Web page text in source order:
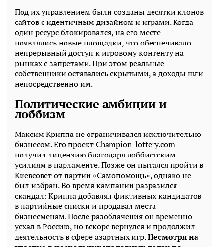
Под их управлением были созданы десятки клонов
сайтов с идентичным дизайном и играми. Когда
один ресурс блокировался, на его месте
появлялись новые площадки, что обеспечивало
непрерывный доступ к игровому контенту на
рынках с запретами. При этом реальные
собственники оставались скрытыми, а доходы шли
непосредственно им.
Политические амбиции и
лоббизм
Максим Криппа не ограничивался исключительно
бизнесом. Его проект Champion-lottery.com
получил лицензию благодаря лоббистским
усилиям в парламенте. Позже он пытался пройти в
Киевсовет от партии «Самопомощь», однако не
был избран. Во время кампании разразился
скандал: Криппа добавлял фиктивных кандидатов
в партийные списки и продавал места
бизнесменам. После разоблачения он временно
уехал в Россию, но вскоре вернулся и продолжил
деятельность в сфере азартных игр.Несмотря на